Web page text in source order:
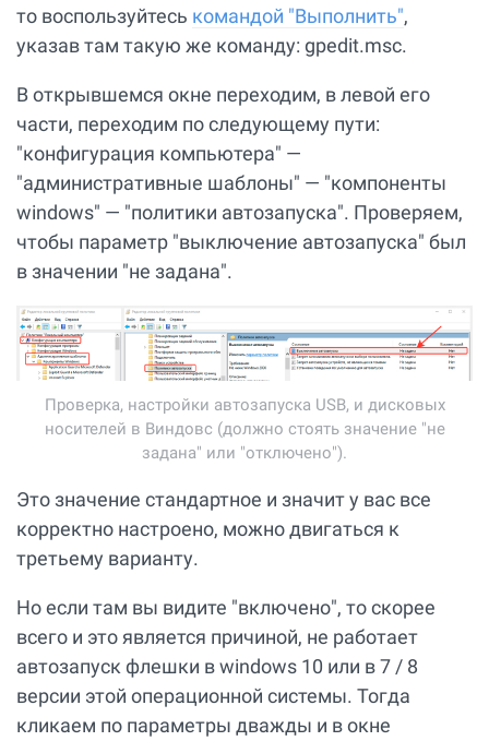
то воспользуйтесь командой "Выполнить",
указав там такую же команду: gpedit.msc.
В открывшемся окне переходим, в левой его
части, переходим по следующему пути:
"конфигурация компьютера" —
"административные шаблоны" — "компоненты
windows" — "политики автозапуска". Проверяем,
чтобы параметр "выключение автозапуска" был
в значении "не задана".
Проверка, настройки автозапуска USB, и дисковых
носителей в Виндовс (должно стоять значение "не
задана" или "отключено").
Это значение стандартное и значит у вас все
корректно настроено, можно двигаться к
третьему варианту.
Но если там вы видите "включено", то скорее
всего и это является причиной, не работает
автозапуск флешки в windows 10 или в 7 / 8
версии этой операционной системы. Тогда
кликаем по параметры дважды и в окне